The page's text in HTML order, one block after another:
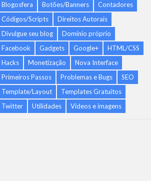
Blogosfera Botões/Banners
Contadores
Códigos/Scripts
Direitos Autorais
Divulgue seu blog
Domínio próprio
Facebook
Gadgets Google+
HTML/CSS
Hacks
Monetização
Nova Interface
Primeiros Passos
Problemas e Bugs
SEO
Template/Layout
Templates Gratuitos
Twitter
Utilidades Vídeos e imagens